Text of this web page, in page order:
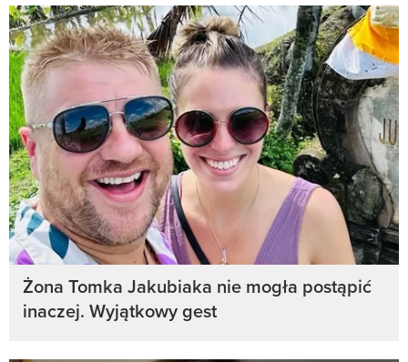
Żona Tomka Jakubiaka nie mogła postąpić
inaczej. Wyjątkowy gest